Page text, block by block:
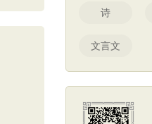
诗
文言文